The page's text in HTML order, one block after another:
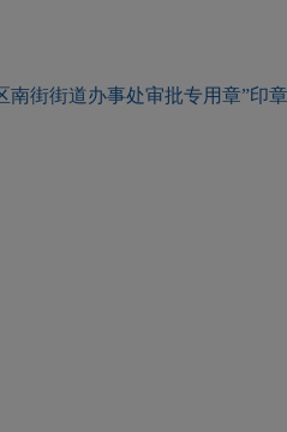
南街街道办事处审批专用章”印